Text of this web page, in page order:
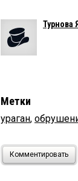
Турнова
Метки
ураган,
Комментировать